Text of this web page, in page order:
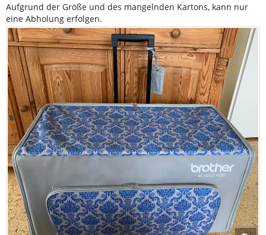
Aufgrund der Größe und des mangelnden Kartons, kann nur
eine Abholung erfolgen.